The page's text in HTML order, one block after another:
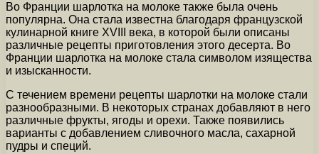
Во Франции шарлотка на молоке также была очень
популярна. Она стала известна благодаря французской
кулинарной книге XVIII века, в которой были описаны
различные рецепты приготовления этого десерта. Во
Франции шарлотка на молоке стала символом изящества
и изысканности.
С течением времени рецепты шарлотки на молоке стали
разнообразными. В некоторых странах добавляют в него
различные фрукты, ягоды и орехи. Также появились
варианты с добавлением сливочного масла, сахарной
пудры и специй.